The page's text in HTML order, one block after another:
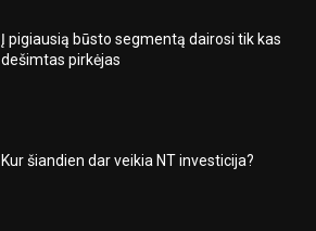
Į pigiausią būsto segmentą dairosi tik kas
dešimtas pirkėjas
Kur šiandien dar veikia NT investicija?